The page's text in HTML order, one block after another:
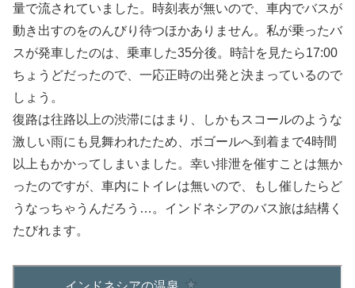
量で流されていました。時刻表が無いので、車内でバスが
動き出すのをのんびり待つほかありません。私が乗ったバ
スが発車したのは、乗車した35分後。時計を見たら17:00
ちょうどだったので、一応正時の出発と決まっているので
しょう。
復路は往路以上の渋滞にはまり、しかもスコールのような
激しい雨にも見舞われたため、ボゴールへ到着まで4時間
以上もかかってしまいました。幸い排泄を催すことは無か
ったのですが、車内にトイレは無いので、もし催したらど
うなっちゃうんだろう…。インドネシアのバス旅は結構く
たびれます。